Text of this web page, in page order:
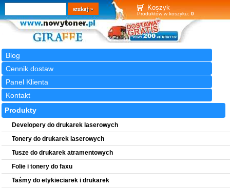
Koszyk
Produktów w koszyku: 0
Blog
Cennik dostaw
Panel Klienta
Kontakt
Wyszukiwarka
szukaj
Produkty
Developery do drukarek laserowych
Tonery do drukarek laserowych
Tusze do drukarek atramentowych
Folie i tonery do faxu
Taśmy do etykieciarek i drukarek